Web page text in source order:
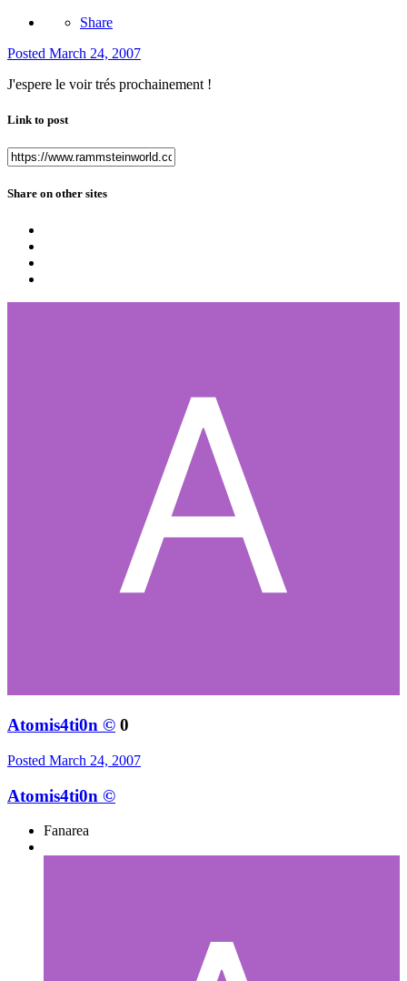
Share
Posted March 24, 2007
J'espere le voir trés prochainement !
Link to post
Share on other sites
Atomis4ti0n © 0
Posted March 24, 2007
Atomis4ti0n ©
Fanarea